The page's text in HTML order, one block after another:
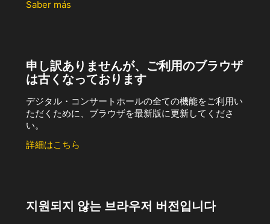
Saber más
申し訳ありませんが、ご利用のブラウザ
は古くなっております
デジタル・コンサートホールの全ての機能をご利用い
ただくために、ブラウザを最新版に更新してくださ
い。
詳細はこちら
지원되지 않는 브라우저 버전입니다